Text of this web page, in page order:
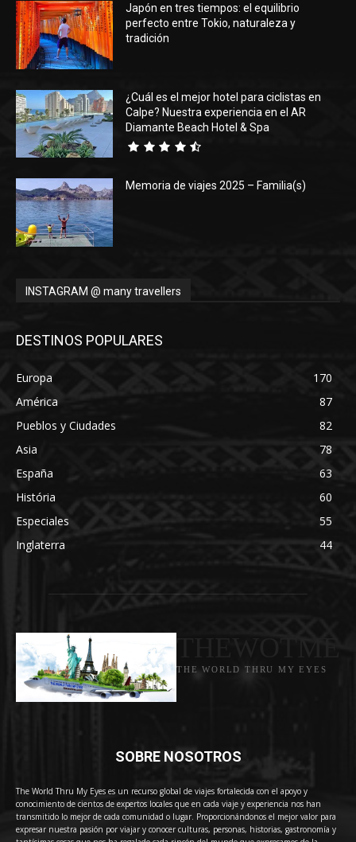
Japón en tres tiempos: el equilibrio
perfecto entre Tokio, naturaleza y
tradición
¿Cuál es el mejor hotel para ciclistas en
Calpe? Nuestra experiencia en el AR
Diamante Beach Hotel & Spa
Memoria de viajes 2025 – Familia(s)
INSTAGRAM @ many travellers
DESTINOS POPULARES
Europa
170
América
87
Pueblos y Ciudades
82
Asia
78
España
63
História
60
Especiales
55
Inglaterra
44
THE WORLD THRU MY EYES
SOBRE NOSOTROS
The World Thru My Eyes es un recurso global de viajes fortalecida con el apoyo y
conocimiento de cientos de expertos locales que en cada viaje y experiencia nos han
transmitido lo mejor de cada comunidad o lugar. Proporcionándonos el mejor valor para
expresar nuestra pasión por viajar y conocer culturas, personas, historias, gastronomía y